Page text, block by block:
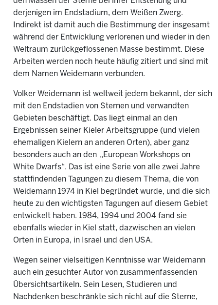
derjenigen im Endstadium, dem Weißen Zwerg.
Indirekt ist damit auch die Bestimmung der insgesamt
während der Entwicklung verlorenen und wieder in den
Weltraum zurückgeflossenen Masse bestimmt. Diese
Arbeiten werden noch heute häufig zitiert und sind mit
dem Namen Weidemann verbunden.
Volker Weidemann ist weltweit jedem bekannt, der sich
mit den Endstadien von Sternen und verwandten
Gebieten beschäftigt. Das liegt einmal an den
Ergebnissen seiner Kieler Arbeitsgruppe (und vielen
ehemaligen Kielern an anderen Orten), aber ganz
besonders auch an den „European Workshops on
White Dwarfs“. Das ist eine Serie von alle zwei Jahre
stattfindenden Tagungen zu diesem Thema, die von
Weidemann 1974 in Kiel begründet wurde, und die sich
heute zu den wichtigsten Tagungen auf diesem Gebiet
entwickelt haben. 1984, 1994 und 2004 fand sie
ebenfalls wieder in Kiel statt, dazwischen an vielen
Orten in Europa, in Israel und den USA.
Wegen seiner vielseitigen Kenntnisse war Weidemann
auch ein gesuchter Autor von zusammenfassenden
Übersichtsartikeln. Sein Lesen, Studieren und
Nachdenken beschränkte sich nicht auf die Sterne,